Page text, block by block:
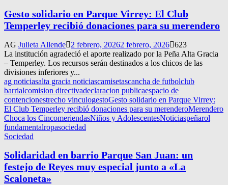
Gesto solidario en Parque Virrey: El Club
Temperley recibió donaciones para su merendero
AG Julieta Allende 2 febrero, 20262 febrero, 2026 623
La institución agradeció el aporte realizado por la Peña Alta Gracia
– Temperley. Los recursos serán destinados a los chicos de las
divisiones inferiores y...
ag noticiasalta gracia noticiascamisetascancha de futbolclub
barrialcomision directivadeclaracion publicaespacio de
contencionestrecho vinculogestoGesto solidario en Parque Virrey:
El Club Temperley recibió donaciones para su merenderoMerendero
Choca los CincomeriendasNiños y AdolescentesNoticiaspeñarol
fundamentalropasociedad
Sociedad
Solidaridad en barrio Parque San Juan: un
festejo de Reyes muy especial junto a «La
Scaloneta»